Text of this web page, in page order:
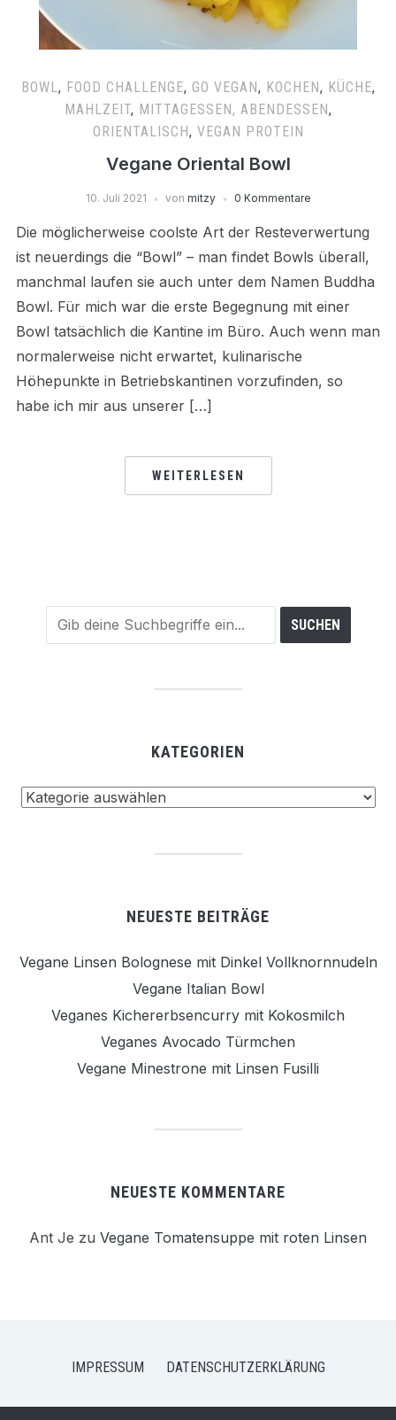
BOWL, FOOD CHALLENGE, GO VEGAN, KOCHEN, KÜCHE,
MAHLZEIT, MITTAGESSEN, ABENDESSEN,
ORIENTALISCH, VEGAN PROTEIN
Vegane Oriental Bowl
10. Juli 2021 von mitzy 0 Kommentare
Die möglicherweise coolste Art der Resteverwertung
ist neuerdings die “Bowl” – man findet Bowls überall,
manchmal laufen sie auch unter dem Namen Buddha
Bowl. Für mich war die erste Begegnung mit einer
Bowl tatsächlich die Kantine im Büro. Auch wenn man
normalerweise nicht erwartet, kulinarische
Höhepunkte in Betriebskantinen vorzufinden, so
habe ich mir aus unserer […]
WEITERLESEN
KATEGORIEN
Kategorien
NEUESTE BEITRÄGE
Vegane Linsen Bolognese mit Dinkel Vollknornnudeln
Vegane Italian Bowl
Veganes Kichererbsencurry mit Kokosmilch
Veganes Avocado Türmchen
Vegane Minestrone mit Linsen Fusilli
NEUESTE KOMMENTARE
Ant Je zu Vegane Tomatensuppe mit roten Linsen
IMPRESSUM DATENSCHUTZERKLÄRUNG